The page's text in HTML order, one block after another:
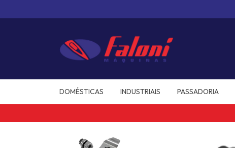
DOMÉSTICAS INDUSTRIAIS PASSADORIA